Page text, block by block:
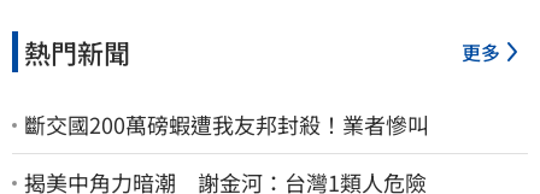
熱門新聞 更多
斷交國200萬磅蝦遭我友邦封殺！業者慘叫
揭美中角力暗潮 謝金河：台灣1類人危險